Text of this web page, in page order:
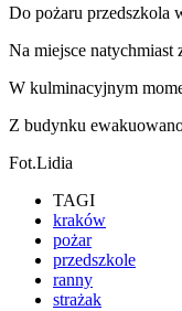
Do pożaru przedszkola
Na miejsce natychmiast
W kulminacyjnym
Z budynku
Fot.Lidia
TAGI
kraków
pożar
przedszkole
ranny
strażak